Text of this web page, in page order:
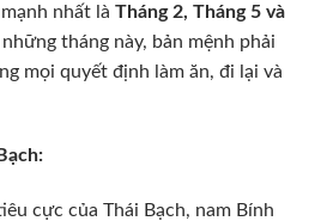
nhất là Tháng 2, Tháng 5 và
những tháng này, bản mệnh phải
mọi quyết định làm ăn, đi lại và
cực của Thái Bạch, nam Bính